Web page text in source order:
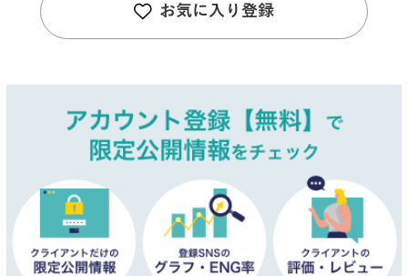
お気に入り登録